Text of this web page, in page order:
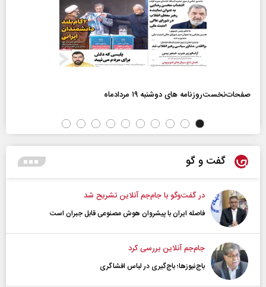
صفحات‌نخست‌روزنامه ها‌ی دوشنبه ۱۹ مردادماه
گفت و گو
در گفت‌و‌گو با جام‌جم آنلاین تشریح شد
فاصله ایران با پیشرو‌ان هوش مصنوعی قابل جبران است
جام‌جم آنلاین بررسی کرد
باج‌نیوزها؛ باج‌گیری در لباس افشاگری